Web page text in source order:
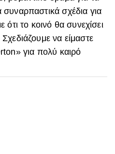
σχέδια για
ότι το κοινό θα συνεχίσει
να είμαστε
για πολύ καιρό